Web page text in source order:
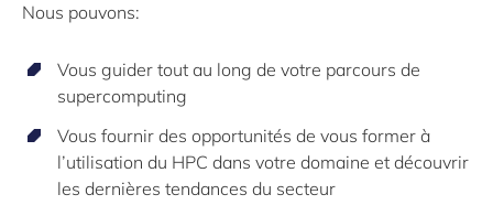
Nous pouvons:
Vous guider tout au long de votre parcours de
supercomputing
Vous fournir des opportunités de vous former à
l’utilisation du HPC dans votre domaine et découvrir
les dernières tendances du secteur